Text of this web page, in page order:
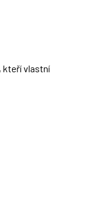
kteří vlastní